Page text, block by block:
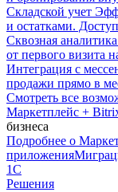
Складской учет
и остатками.
Сквозная аналитика
от первого визита
Интеграция с
продажи прямо в
Смотреть все
Маркетплейс +
бизнеса
Подробнее о
приложения
1С
Решения